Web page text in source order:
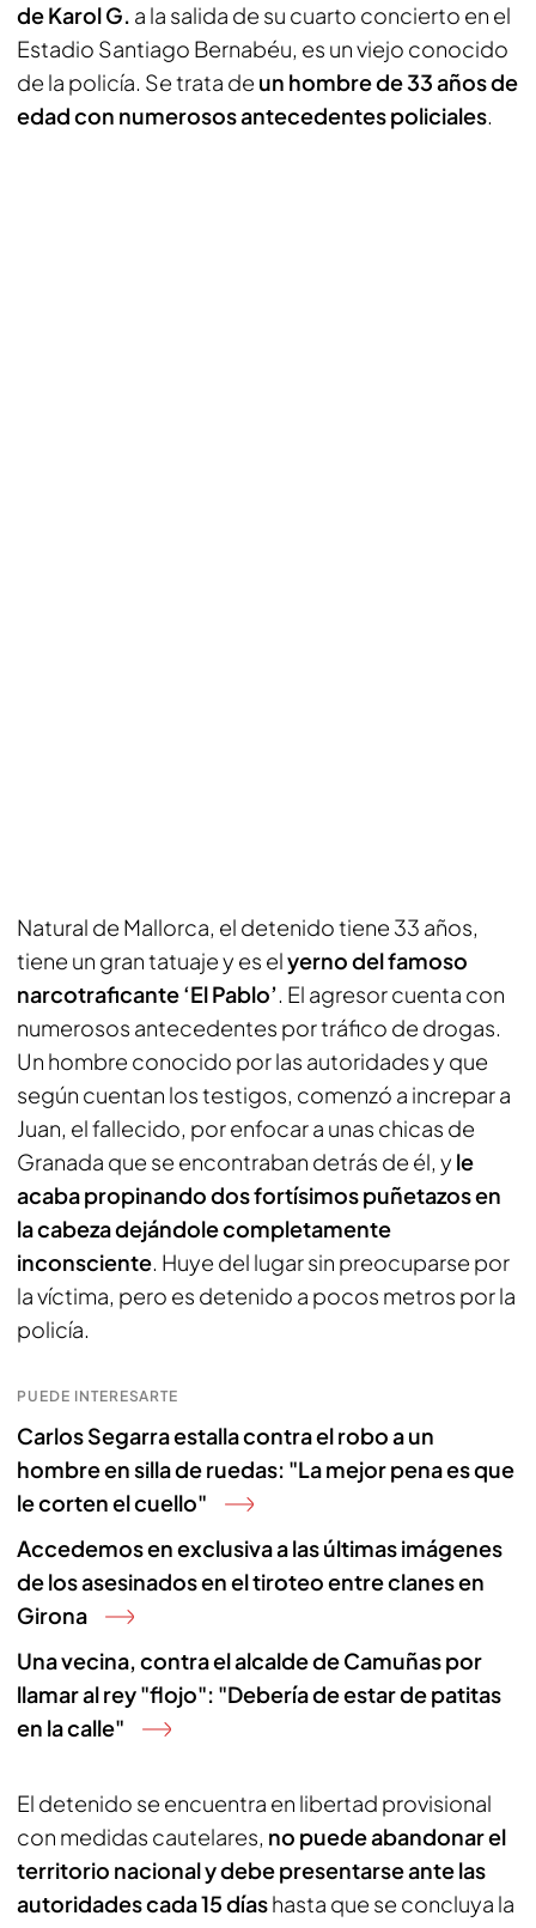
de Karol G. a la salida de su cuarto concierto en el
Estadio Santiago Bernabéu, es un viejo conocido
de la policía. Se trata de un hombre de 33 años de
edad con numerosos antecedentes policiales.
Natural de Mallorca, el detenido tiene 33 años,
tiene un gran tatuaje y es elyerno del famoso
narcotraficante ‘El Pablo’. El agresor cuenta con
numerosos antecedentes por tráfico de drogas.
Un hombre conocido por las autoridades y que
según cuentan los testigos, comenzó a increpar a
Juan, el fallecido, por enfocar a unas chicas de
Granada que se encontraban detrás de él, y le
acaba propinando dos fortísimos puñetazos en
la cabeza dejándole completamente
inconsciente. Huye del lugar sin preocuparse por
la víctima, pero es detenido a pocos metros por la
policía.
PUEDE INTERESARTE
Carlos Segarra estalla contra el robo a un
hombre en silla de ruedas: "La mejor pena es que
le corten el cuello"
Accedemos en exclusiva a las últimas imágenes
de los asesinados en el tiroteo entre clanes en
Girona
Una vecina, contra el alcalde de Camuñas por
llamar al rey "flojo": "Debería de estar de patitas
en la calle"
El detenido se encuentra en libertad provisional
con medidas cautelares, no puede abandonar el
territorio nacional y debe presentarse ante las
autoridades cada 15 díashasta que se concluya la